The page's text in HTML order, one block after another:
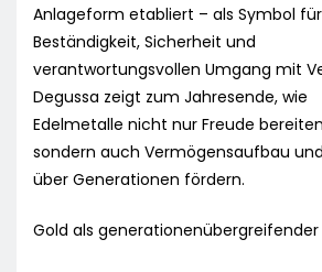
Anlageform etabliert – als Symbol für
Beständigkeit, Sicherheit und
verantwortungsvollen Umgang mit
Degussa zeigt zum Jahresende, wie
Edelmetalle nicht nur Freude
sondern auch Vermögensaufbau
über Generationen fördern.
Gold als